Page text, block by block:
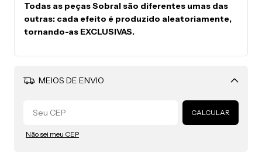
Todas as peças Sobral são diferentes umas das
outras: cada efeito é produzido aleatoriamente,
tornando-as EXCLUSIVAS.
MEIOS DE ENVIO
Alterar CEP
CALCULAR
Não sei meu CEP